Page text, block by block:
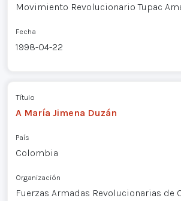
Movimiento Revolucionario Tupac
Fecha
1998-04-22
Título
A María Jimena Duzán
País
Colombia
Organización
Fuerzas Armadas Revolucionarias de